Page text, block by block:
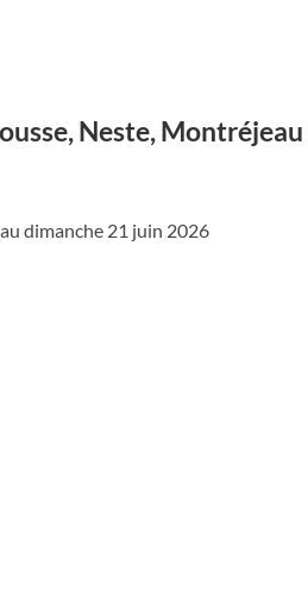
Neste,
dimanche 21 juin 2026